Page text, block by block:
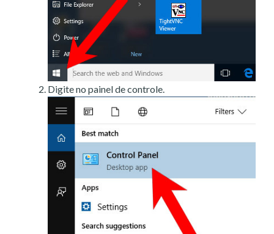
Digite no painel de controle.